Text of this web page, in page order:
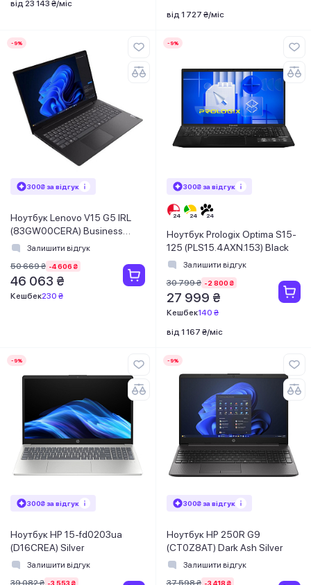
від 23 143 ₴/міс
від 1 727 ₴/міс
-9%
300₴ за відгук
Ноутбук Lenovo V15 G5 IRL
(83GW00CERA) Business
BlackЗалишити відгук
50 669 ₴ -4 606 ₴
46 063 ₴
Кешбек230 ₴
-9%
300₴ за відгук
Ноутбук Prologix Optima S15-
125 (PLS15.4AXN.153) Black
Залишити відгук
30 799 ₴ -2 800 ₴
27 999 ₴
Кешбек140 ₴
від 1 167 ₴/міс
-9%
300₴ за відгук
Ноутбук HP 15-fd0203ua
(D16CREA) Silver
Залишити відгук
39 082 ₴ -3 553 ₴
-9%
300₴ за відгук
Ноутбук HP 250R G9
(CT0Z8AT) Dark Ash Silver
Залишити відгук
37 598 ₴ -3 418 ₴